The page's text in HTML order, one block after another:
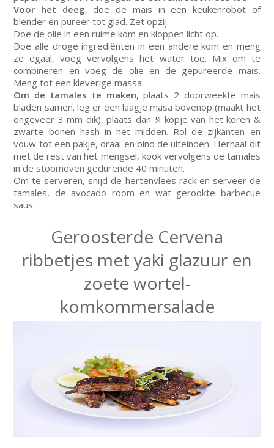
Voor het deeg, doe de mais in een keukenrobot of
blender en pureer tot glad. Zet opzij.
Doe de olie in een ruime kom en kloppen licht op.
Doe alle droge ingrediënten in een andere kom en meng
ze egaal, voeg vervolgens het water toe. Mix om te
combineren en voeg de olie en de gepureerde maïs.
Meng tot een kleverige massa.
Om de tamales te maken, plaats 2 doorweekte mais
bladen samen. leg er een laagje masa bovenop (maakt het
ongeveer 3 mm dik), plaats dan ¼ kopje van het koren &
zwarte bonen hash in het midden. Rol de zijkanten en
vouw tot een pakje, draai en bind de uiteinden. Herhaal dit
met de rest van het mengsel, kook vervolgens de tamales
in de stoomoven gedurende 40 minuten.
Om te serveren, snijd de hertenvlees rack en serveer de
tamales, de avocado room en wat gerookte barbecue
saus.
Geroosterde Cervena
ribbetjes met yaki glazuur en
zoete wortel-
komkommersalade